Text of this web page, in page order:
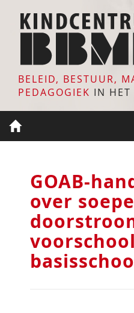
BELEID, BESTUUR,
PEDAGOGIEK IN HET
GOAB-
over